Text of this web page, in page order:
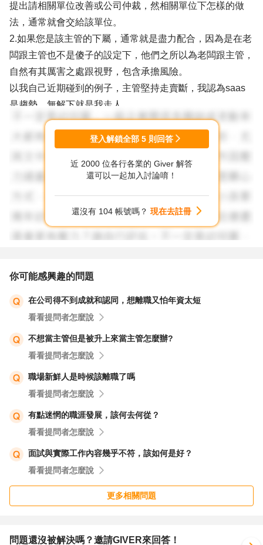
提出請相關單位改善或公司仲裁，然相關單位下怎樣的做
法，通常就會交給該單位。
2.如果您是該主管的下屬，通常就是盡力配合，因為是在老
闆跟主管也不是傻子的設定下，他們之所以為老闆跟主管，
自然有其厲害之處跟視野，包含承擔風險。
以我自己近期碰到的例子，主管堅持走賣斷，我認為saas
是趨勢，無解下就是我走人。
3.建議公司導入OKR。
登入解鎖全部 5 則回答
近 2000 位各行各業的 Giver 解答
還可以一起加入討論唷！
還沒有 104 帳號嗎？ 現在去註冊
你可能感興趣的問題
在公司得不到成就和認同，想離職又怕年資太短
看看提問者怎麼說
不想當主管但是被升上來當主管怎麼辦?
看看提問者怎麼說
職場新鮮人是時候該離職了嗎
看看提問者怎麼說
有點迷惘的職涯發展，該何去何從？
看看提問者怎麼說
面試與實際工作內容幾乎不符，該如何是好？
看看提問者怎麼說
更多相關問題
問題還沒被解決嗎？邀請GIVER來回答！